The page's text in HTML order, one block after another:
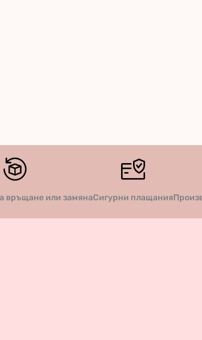
връщане или замянаСигурни плащания